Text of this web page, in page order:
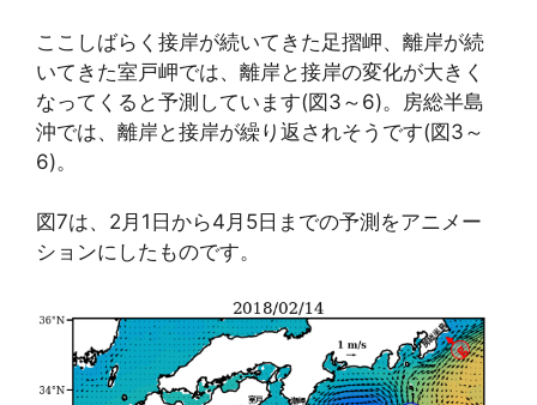
ここしばらく接岸が続いてきた足摺岬、離岸が続
いてきた室戸岬では、離岸と接岸の変化が大きく
なってくると予測しています(図3～6)。房総半島
沖では、離岸と接岸が繰り返されそうです(図3～
6)。
図7は、2月1日から4月5日までの予測をアニメー
ションにしたものです。